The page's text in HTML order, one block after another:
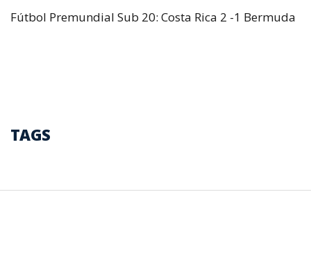
Fútbol Premundial Sub 20: Costa Rica 2 -1 Bermuda
TAGS